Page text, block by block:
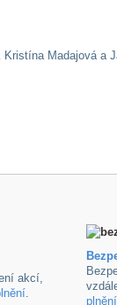
Kristína Madajová a
akcí,
.
plnění